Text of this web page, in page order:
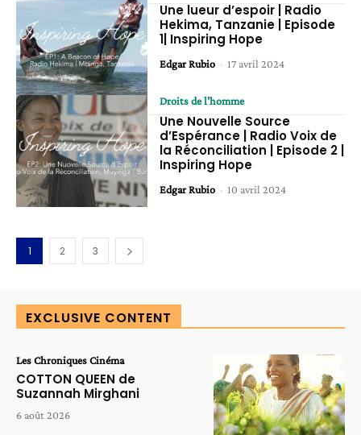
Une lueur d’espoir | Radio
Hekima, Tanzanie | Episode
1| Inspiring Hope
Edgar Rubio - 17 avril 2024
Droits de l'homme
Une Nouvelle Source
d’Espérance | Radio Voix de
la Réconciliation | Episode 2 |
Inspiring Hope
Edgar Rubio - 10 avril 2024
1 2 3
EXCLUSIVE CONTENT
Les Chroniques Cinéma
COTTON QUEEN de
Suzannah Mirghani
6 août 2026